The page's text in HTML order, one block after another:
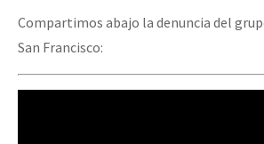
Libros para descargar
Medios Libres
COVID-19
Compartimos abajo la denuncia del
San Francisco: